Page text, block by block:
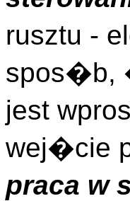
rusztu -
spos�b,
jest
wej�cie
praca w